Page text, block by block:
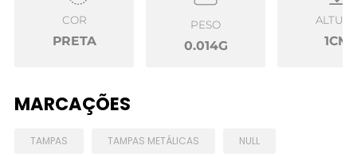
COR
PRETA
PESO
0.014G 1CM
MARCAÇÕES
TAMPAS TAMPAS METÁLICAS NULL